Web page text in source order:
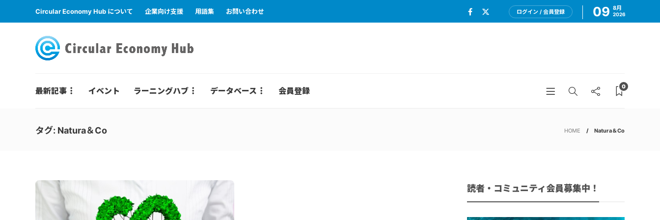
Circular Economy Hub について 企業向け支援 用語集 お問い合わせ ログイン / 会員登録 09 8月
2026
最新記事 イベント ラーニングハブ データベース 会員登録 0
タグ: Natura＆Co HOME Natura＆Co
読者・コミュニティ会員募集中！